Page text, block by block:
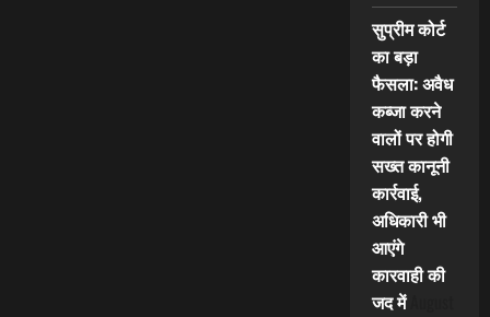
सुप्रीम कोर्ट
का बड़ा
फैसला: अवैध
कब्जा करने
वालों पर होगी
सख्त कानूनी
कार्रवाई,
अधिकारी भी
आएंगे
कारवाही की
जद में